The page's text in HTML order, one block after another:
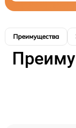
Преимущества